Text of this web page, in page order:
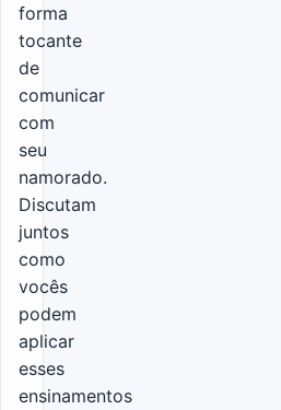
forma
tocante
de
comunicar
com
seu
namorado.
Discutam
juntos
como
vocês
podem
aplicar
esses
ensinamentos